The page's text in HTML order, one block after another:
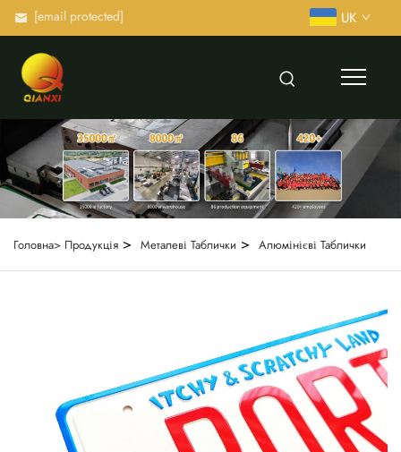
[email protected] UK
Головна> Продукція > Металеві Таблички > Алюмінієві Таблички